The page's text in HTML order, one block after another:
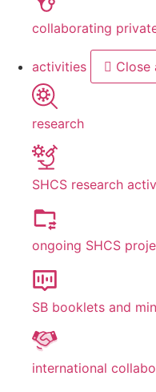
collaborating
activities Close
research
SHCS research
ongoing SHCS
SB booklets and
international